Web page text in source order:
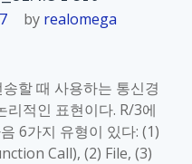
by realomega
할 때 사용하는 통신경
리적인 표현이다. R/3에
6가지 유형이 있다: (1)
Call), (2) File, (3)